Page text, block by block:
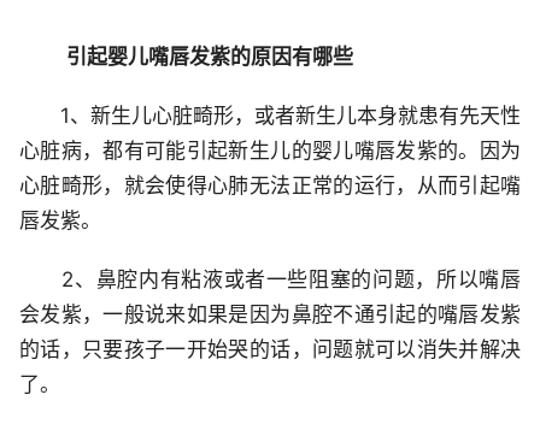
引起婴儿嘴唇发紫的原因有哪些
1、新生儿心脏畸形，或者新生儿本身就患有先天性
心脏病，都有可能引起新生儿的婴儿嘴唇发紫的。因为
心脏畸形，就会使得心肺无法正常的运行，从而引起嘴
唇发紫。
2、鼻腔内有粘液或者一些阻塞的问题，所以嘴唇
会发紫，一般说来如果是因为鼻腔不通引起的嘴唇发紫
的话，只要孩子一开始哭的话，问题就可以消失并解决
了。